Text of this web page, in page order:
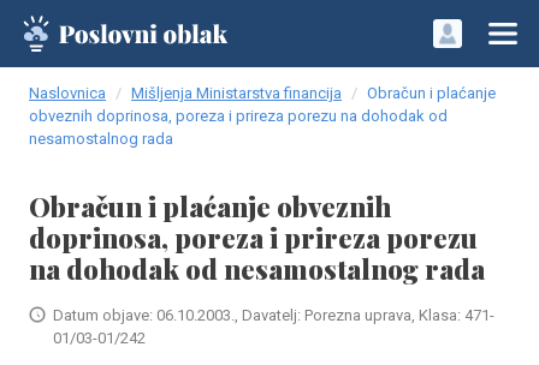
Naslovnica Mišljenja Ministarstva financija
Obračun i plaćanje
obveznih doprinosa, poreza i prireza porezu na dohodak od
nesamostalnog rada
Obračun i plaćanje obveznih
doprinosa, poreza i prireza porezu
na dohodak od nesamostalnog rada
Datum objave: 06.10.2003., Davatelj: Porezna uprava, Klasa: 471-
01/03-01/242